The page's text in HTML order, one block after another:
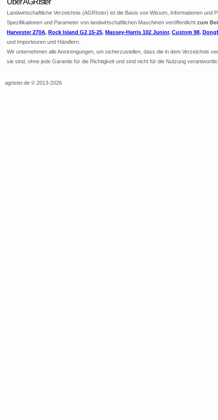
Über AGRIster
Landwirtschaftliche Verzeichnis (AGRIster) ist die Basis von Wissen, Informationen
Spezifikationen und Parameter von landwirtschaftlichen Maschinen veröffentlicht zum
Harvester 270A, Rock Island G2 15-25, Massey-Harris 102 Junior, Custom 98,
und Importeuren und Händlern.
Wir unternehmen alle Anstrengungen, um sicherzustellen, dass die in dem Verzeichnis
sie sind, ohne jede Garantie für die Richtigkeit und sind nicht für die Nutzung
agrister.de © 2013-2026